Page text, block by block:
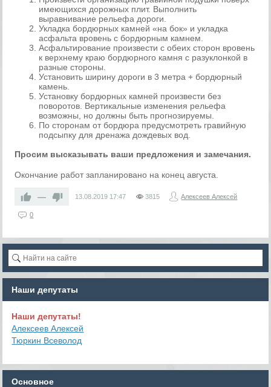
имеющихся дорожных плит. Выполнить
выравнивание рельефа дороги.
Укладка бордюрных камней «на бок» и укладка
асфальта вровень с бордюрным камнем.
Асфальтирование произвести с обеих сторон вровень
к верхнему краю бордюрного камня с разуклонкой в
разные стороны.
Установить ширину дороги в 3 метра + бордюрный
камень.
Установку бордюрных камней произвести без
поворотов. Вертикальные изменения рельефа
возможны, но должны быть прогнозируемы.
По сторонам от бордюра предусмотреть гравийную
подсыпку для дренажа дождевых вод.
Просим высказывать ваши предложения и замечания.
Окончание работ запланировано на конец августа.
— 13.08.2019 17:47 3815 Алексеев Алексей
0
Наши депутаты
Наши депутаты!
Алексеев Алексей
Тюркин Всеволод
Основное